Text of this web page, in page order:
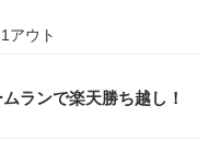
アウト
ランで楽天勝ち越し！